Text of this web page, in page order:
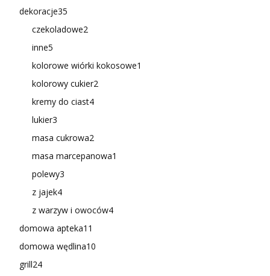
dekoracje35
czekoladowe2
inne5
kolorowe wiórki kokosowe1
kolorowy cukier2
kremy do ciast4
lukier3
masa cukrowa2
masa marcepanowa1
polewy3
z jajek4
z warzyw i owoców4
domowa apteka11
domowa wędlina10
grill24